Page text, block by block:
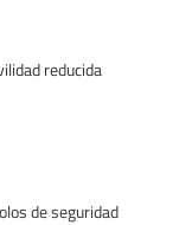
reducida
de seguridad